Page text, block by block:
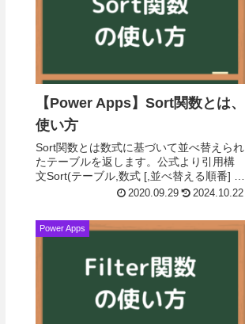
【Power Apps】Sort関数とは、
使い方
Sort関数とは数式に基づいて並べ替えられ
たテーブルを返します。公式より引用構
文Sort(テーブル,数式 [,並べ替える順番] )
テーブル：並べ替える対象のテーブル。
2020.09.29 2024.10.22
Power Apps